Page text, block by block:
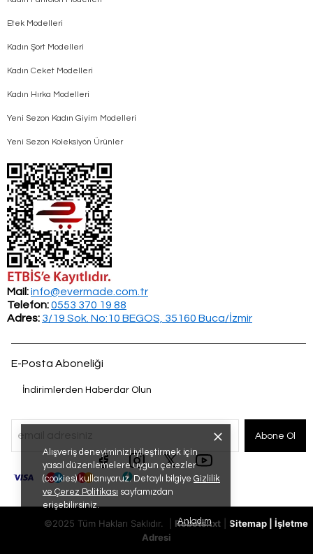
Alışveriş deneyiminizi iyileştirmek için
yasal düzenlemelere uygun çerezler
(cookies) kullanıyoruz. Detaylı bilgiye Gizlilik
ve Çerez Politikası sayfamızdan
erişebilirsiniz.
Anladım
Etek Modelleri
Kadın Şort Modelleri
Kadın Ceket Modelleri
Kadın Hırka Modelleri
Yeni Sezon Kadın Giyim Modelleri
Yeni Sezon Koleksiyon Ürünler
Mail:info@evermade.com.tr
Telefon:0553 370 19 88
Adres: 3/19 Sok. No:10 BEGOS, 35160 Buca/İzmir
E-Posta Aboneliği
İndirimlerden Haberdar Olun
Abone Ol
©2025 Tüm Hakları Saklıdır. | Robots.txt Sitemap
İşletme
Adresi